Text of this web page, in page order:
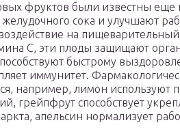
фруктов были известны еще
сока и улучшают
на пищеварительный
С, эти плоды защищают
быстрому
иммунитет.
например, лимон используют
грейпфрут способствует
апельсин нормализует